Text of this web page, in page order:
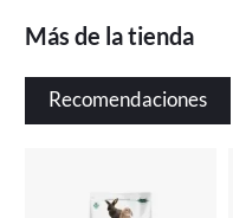
Más de la tienda
Recomendaciones